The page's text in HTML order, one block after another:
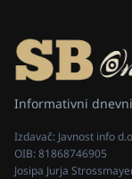
Informativni
Izdavač: Javnost info
OIB:81868746905
Josipa Jurja